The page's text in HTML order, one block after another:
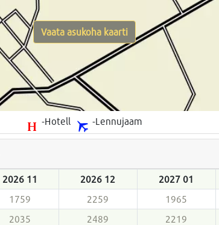
-Hotell -Lennujaam
Vaata asukoha kaarti
2026 11 2026 12 2027 01
1759 2259 1965
2035 2489 2219